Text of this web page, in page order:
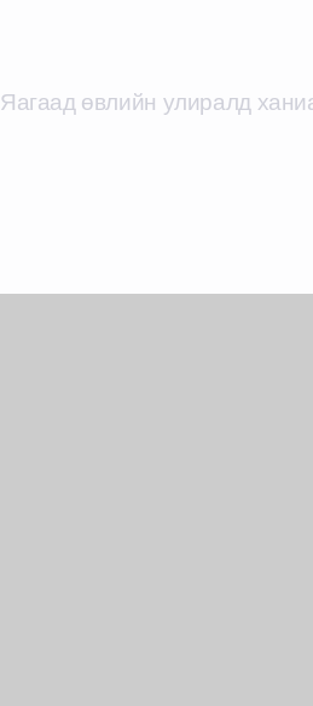
Яагаад өвлийн улиралд